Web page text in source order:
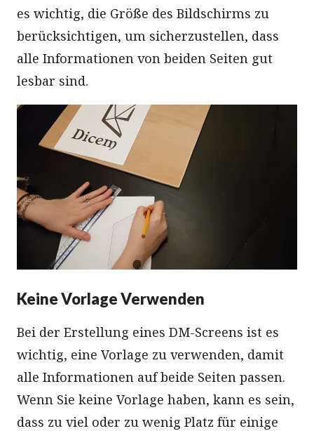
es wichtig, die Größe des Bildschirms zu
berücksichtigen, um sicherzustellen, dass
alle Informationen von beiden Seiten gut
lesbar sind.
Keine Vorlage Verwenden
Bei der Erstellung eines DM-Screens ist es
wichtig, eine Vorlage zu verwenden, damit
alle Informationen auf beide Seiten passen.
Wenn Sie keine Vorlage haben, kann es sein,
dass zu viel oder zu wenig Platz für einige